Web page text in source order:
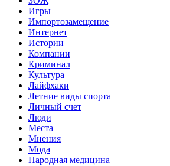
Игры
Импортозамещение
Интернет
Истории
Компании
Криминал
Культура
Лайфхаки
Летние виды спорта
Личный счет
Люди
Места
Мнения
Мода
Народная медицина